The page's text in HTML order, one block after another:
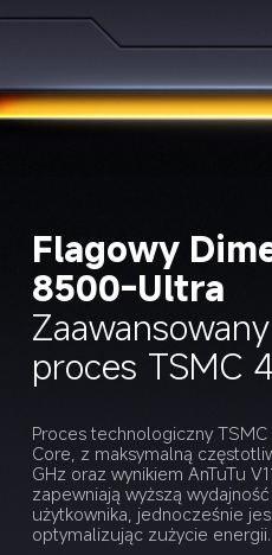
Flagowy
8500-Ultra
Zaawansowany
proces TSMC
Proces technologiczny
Core, z maksymalną
GHz oraz wynikiem AnTuTu
zapewniają wyższą
użytkownika, jednocześnie
optymalizując zużycie energii.